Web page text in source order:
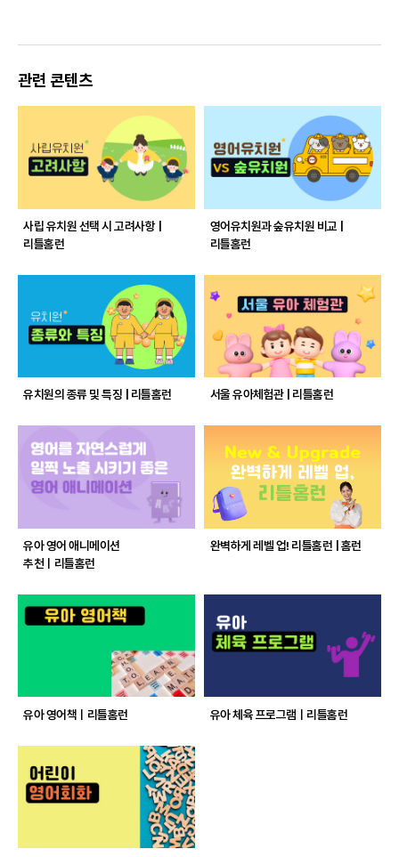
관련 콘텐츠
사립 유치원 선택 시 고려사항 |
리틀홈런
영어유치원과 숲유치원 비교 |
리틀홈런
유치원의 종류 및 특징 | 리틀홈런 서울 유아체험관 | 리틀홈런
유아 영어 애니메이션
추천ㅣ리틀홈런
완벽하게 레벨 업! 리틀홈런 | 홈런
유아 영어책ㅣ리틀홈런 유아 체육 프로그램ㅣ리틀홈런